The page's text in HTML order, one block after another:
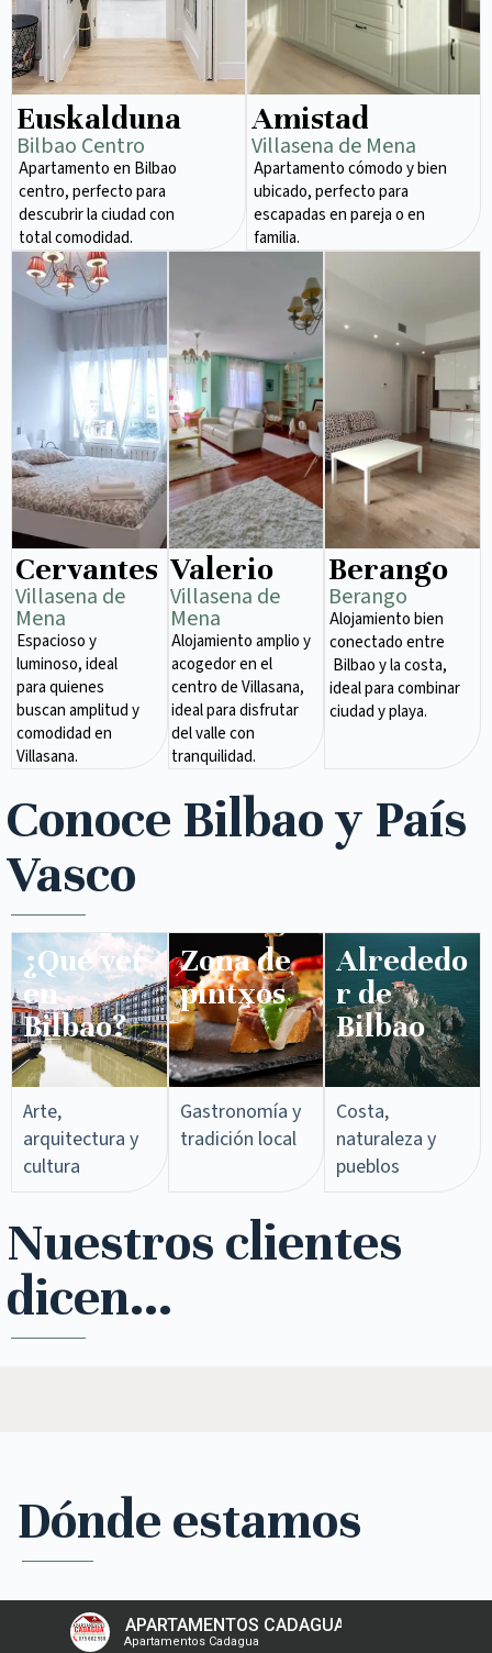
Euskalduna
Bilbao Centro
Apartamento en Bilbao
centro, perfecto para
descubrir la ciudad con
total comodidad.
Amistad
Villasena de Mena
Apartamento cómodo y bien
ubicado, perfecto para
escapadas en pareja o en
familia.
Cervantes
Villasena de
Mena​
Espacioso y
luminoso, ideal
para quienes
buscan amplitud y
comodidad en
Villasana.
Valerio
Villasena de
Mena​
Alojamiento amplio y
acogedor en el
centro de Villasana,
ideal para disfrutar
del valle con
tranquilidad.
Berango
Berango
Alojamiento bien
conectado entre
Bilbao y la costa,
ideal para combinar
ciudad y playa.
Conoce Bilbao y País
Vasco
¿Qué ver
en
Bilbao?
Arte,
arquitectura y
cultura
Zona de
pintxos​
Gastronomía y
tradición local
Alrededo
r de
Bilbao
Costa,
naturaleza y
pueblos
Nuestros clientes
dicen...
Dónde estamos